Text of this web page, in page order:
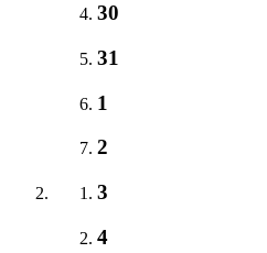
30
31
1
2
3
4